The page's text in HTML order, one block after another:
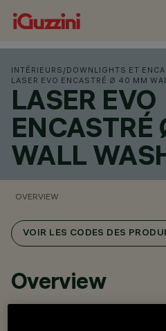
INTÉRIEURS /DOWNLIGHTS ET
LASER EVO ENCASTRÉ Ø 40 MM
LASER EVO
WALL
OVERVIEW
VOIR LES CODES DES
Overview